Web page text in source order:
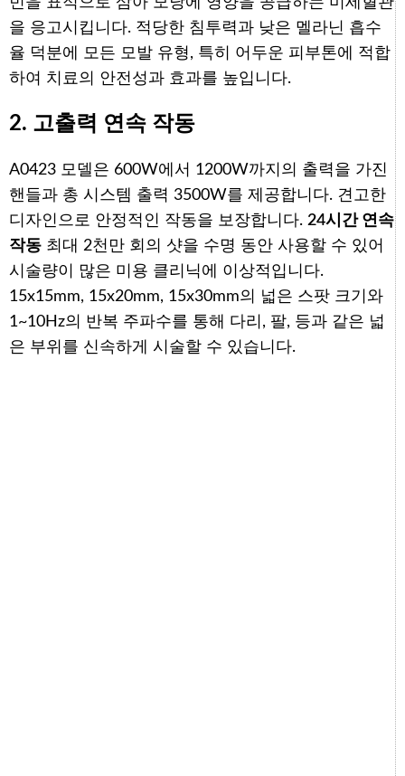
을 응고시킵니다. 적당한 침투력과 낮은 멜라닌 흡수
율 덕분에 모든 모발 유형, 특히 어두운 피부톤에 적합
하여 치료의 안전성과 효과를 높입니다.
2. 고출력 연속 작동
A0423 모델은 600W에서 1200W까지의 출력을 가진
핸들과 총 시스템 출력 3500W를 제공합니다. 견고한
디자인으로 안정적인 작동을 보장합니다. 24시간 연속
작동 최대 2천만 회의 샷을 수명 동안 사용할 수 있어
시술량이 많은 미용 클리닉에 이상적입니다.
15x15mm, 15x20mm, 15x30mm의 넓은 스팟 크기와
1~10Hz의 반복 주파수를 통해 다리, 팔, 등과 같은 넓
은 부위를 신속하게 시술할 수 있습니다.